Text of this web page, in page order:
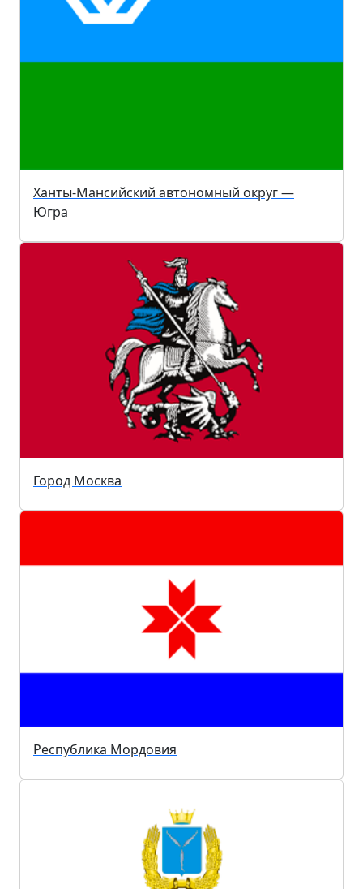
Ханты-Мансийский автономный округ —
Югра
Город Москва
Республика Мордовия